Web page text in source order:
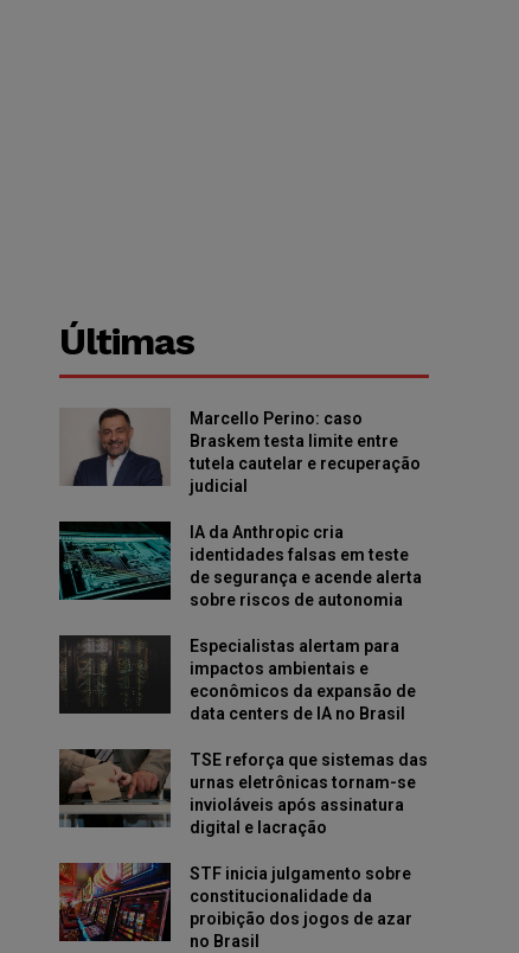
Últimas
Marcello Perino: caso
Braskem testa limite entre
tutela cautelar e recuperação
judicial
IA da Anthropic cria
identidades falsas em teste
de segurança e acende alerta
sobre riscos de autonomia
Especialistas alertam para
impactos ambientais e
econômicos da expansão de
data centers de IA no Brasil
TSE reforça que sistemas das
urnas eletrônicas tornam-se
invioláveis após assinatura
digital e lacração
STF inicia julgamento sobre
constitucionalidade da
proibição dos jogos de azar
no Brasil